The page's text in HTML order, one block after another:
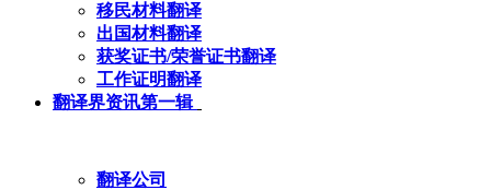
移民材料翻译
出国材料翻译
获奖证书/荣誉证书翻译
工作证明翻译
翻译界资讯第一辑
翻译公司